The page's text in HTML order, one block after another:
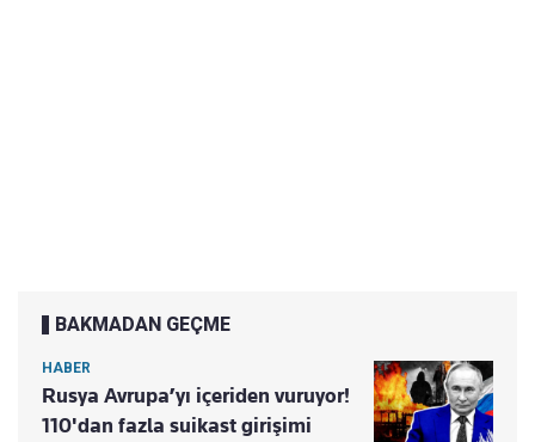
BAKMADAN GEÇME
HABER
Rusya Avrupa’yı içeriden vuruyor!
110'dan fazla suikast girişimi